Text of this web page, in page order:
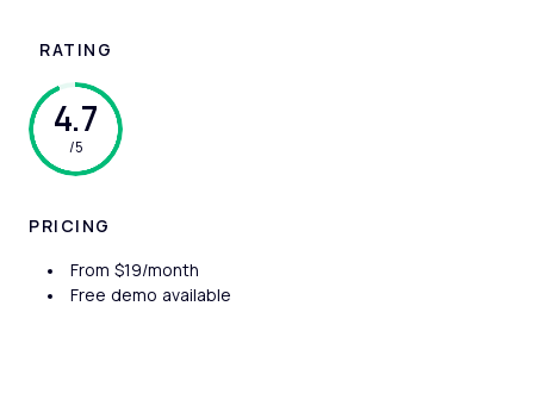
RATING
4.7
/5
PRICING
From $19/month
Free demo available